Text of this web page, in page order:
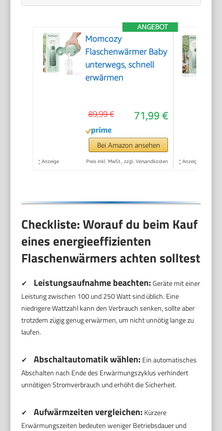
ANGEBOT
Momcozy
Flaschenwärmer Baby
unterwegs, schnell
erwärmen
71,99 €
89,99 €
Bei Amazon ansehen
* Anzeige Preis inkl. MwSt., zzgl. Versandkosten * Anzeige
Checkliste: Worauf du beim Kauf
eines energieeffizienten
Flaschenwärmers achten solltest
✔ Leistungsaufnahme beachten:Geräte mit einer
Leistung zwischen 100 und 250 Watt sind üblich. Eine
niedrigere Wattzahl kann den Verbrauch senken, sollte aber
trotzdem zügig genug erwärmen, um nicht unnötig lange zu
laufen.
✔ Abschaltautomatik wählen: Ein automatisches
Abschalten nach Ende des Erwärmungszyklus verhindert
unnötigen Stromverbrauch und erhöht die Sicherheit.
✔ Aufwärmzeiten vergleichen: Kürzere
Erwärmungszeiten bedeuten weniger Betriebsdauer und